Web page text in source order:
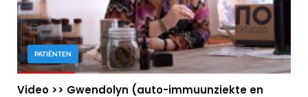
PATIËNTEN
Video >> Gwendolyn (auto-immuunziekte en